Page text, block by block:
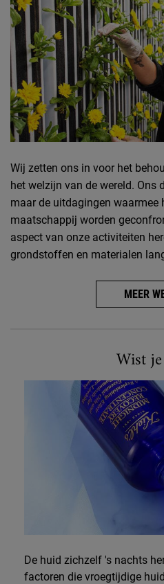
Wij zetten ons in voor het
het welzijn van de wereld. Ons
maar de uitdagingen waarmee
maatschappij worden
aspect van onze activiteiten
grondstoffen en materialen
MEER
Wist
De huid zichzelf 's nachts
factoren die vroegtijdige